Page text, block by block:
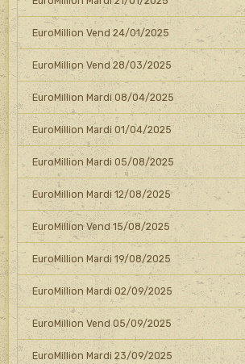
EuroMillion Vend 24/01/2025
EuroMillion Vend 28/03/2025
EuroMillion Mardi 08/04/2025
EuroMillion Mardi 01/04/2025
EuroMillion Mardi 05/08/2025
EuroMillion Mardi 12/08/2025
EuroMillion Vend 15/08/2025
EuroMillion Mardi 19/08/2025
EuroMillion Mardi 02/09/2025
EuroMillion Vend 05/09/2025
EuroMillion Mardi 23/09/2025